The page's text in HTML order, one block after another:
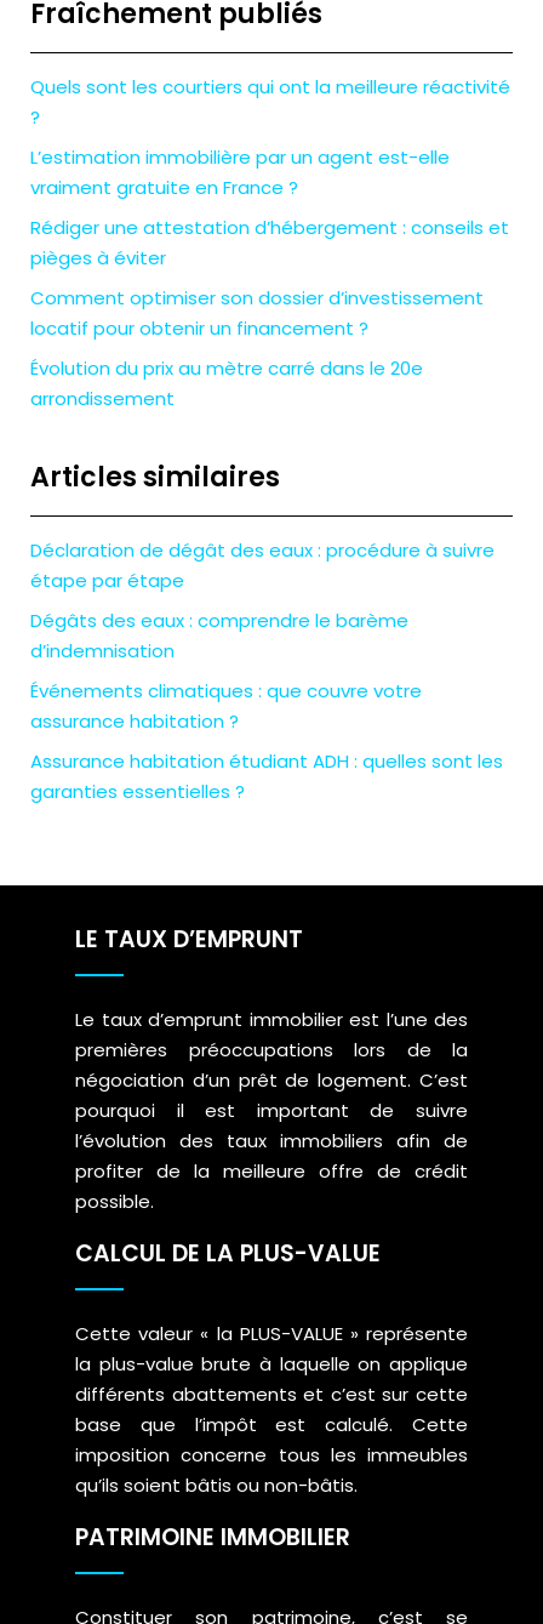
Fraîchement publiés
Quels sont les courtiers qui ont la meilleure réactivité
?
L’estimation immobilière par un agent est-elle
vraiment gratuite en France ?
Rédiger une attestation d’hébergement : conseils et
pièges à éviter
Comment optimiser son dossier d’investissement
locatif pour obtenir un financement ?
Évolution du prix au mètre carré dans le 20e
arrondissement
Articles similaires
Déclaration de dégât des eaux : procédure à suivre
étape par étape
Dégâts des eaux : comprendre le barème
d’indemnisation
Événements climatiques : que couvre votre
assurance habitation ?
Assurance habitation étudiant ADH : quelles sont les
garanties essentielles ?
LE TAUX D’EMPRUNT
Le taux d’emprunt immobilier est l’une des
premières préoccupations lors de la
négociation d’un prêt de logement. C’est
pourquoi il est important de suivre
l’évolution des taux immobiliers afin de
profiter de la meilleure offre de crédit
possible.
CALCUL DE LA PLUS-VALUE
Cette valeur « la PLUS-VALUE » représente
la plus-value brute à laquelle on applique
différents abattements et c’est sur cette
base que l’impôt est calculé. Cette
imposition concerne tous les immeubles
qu’ils soient bâtis ou non-bâtis.
PATRIMOINE IMMOBILIER
Constituer son patrimoine, c’est se